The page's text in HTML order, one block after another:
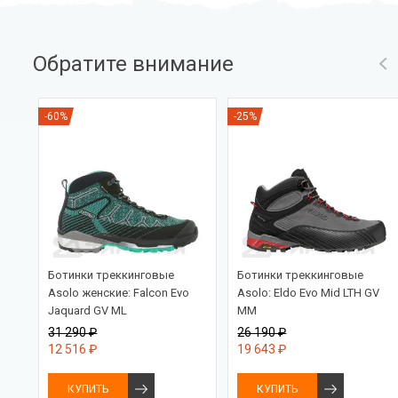
Обратите внимание
-60%
Ботинки треккинговые
Asolo женские: Falcon Evo
Jaquard GV ML
31 290 ₽
12 516 ₽
КУПИТЬ
-25%
Ботинки треккинговые
Asolo: Eldo Evo Mid LTH GV
MM
26 190 ₽
19 643 ₽
КУПИТЬ